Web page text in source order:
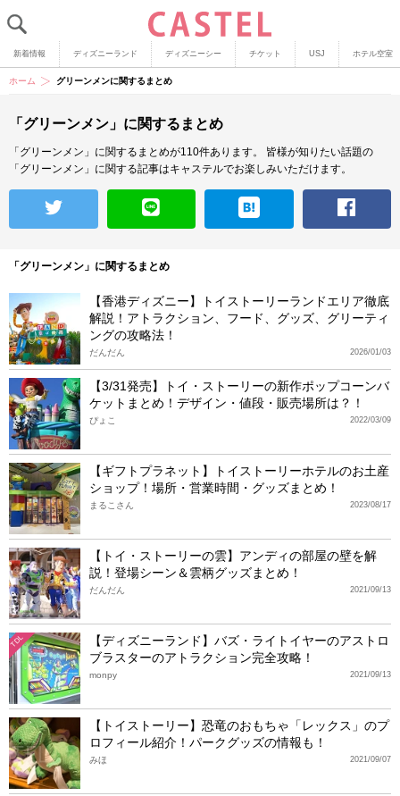
新着情報 ディズニーランド ディズニーシー チケット USJ ホテル空室
ホーム グリーンメンに関するまとめ
「グリーンメン」に関するまとめ
「グリーンメン」に関するまとめが110件あります。
皆様が知りたい話題の
「グリーンメン」に関する記事はキャステルでお楽しみいただけます。
「グリーンメン」に関するまとめ
【香港ディズニー】トイストーリーランドエリア徹底
解説！アトラクション、フード、グッズ、グリーティ
ングの攻略法！
2026/01/03
だんだん
【3/31発売】トイ・ストーリーの新作ポップコーンバ
ケットまとめ！デザイン・値段・販売場所は？！
2022/03/09
ぴょこ
【ギフトプラネット】トイストーリーホテルのお土産
ショップ！場所・営業時間・グッズまとめ！
2023/08/17
まるこさん
【トイ・ストーリーの雲】アンディの部屋の壁を解
説！登場シーン＆雲柄グッズまとめ！
2021/09/13
だんだん
TDL
【ディズニーランド】バズ・ライトイヤーのアストロ
ブラスターのアトラクション完全攻略！
2021/09/13
monpy
【トイストーリー】恐竜のおもちゃ「レックス」のプ
ロフィール紹介！パークグッズの情報も！
2021/09/07
みほ